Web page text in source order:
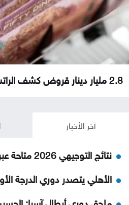
2.8 مليار دينار قروض كشف الراتب منذ بداية...
آخر الأخبار
نتائج التوجيهي 2026 متاحة عبر سند فور إعلانها الاثنين
الأهلي يتصدر دوري الدرجة